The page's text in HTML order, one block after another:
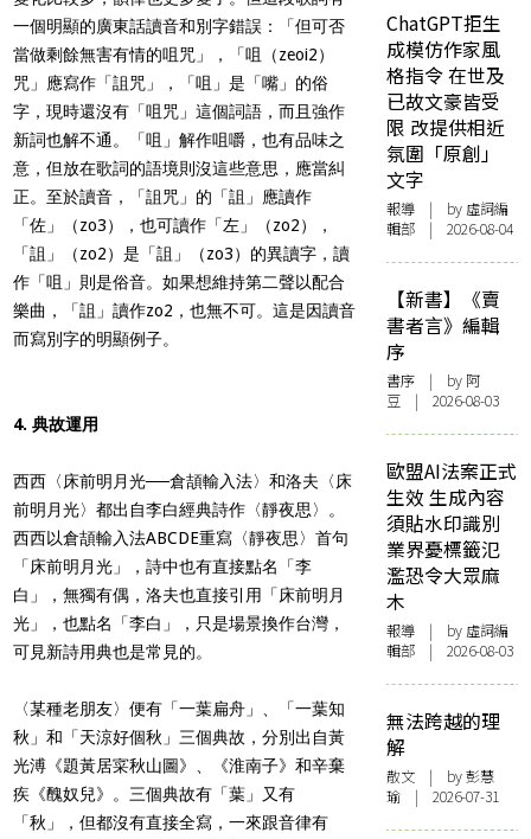
一個明顯的廣東話讀音和別字錯誤：「但可否
當做剩餘無害有情的咀咒」，「咀（zeoi2）
咒」應寫作「詛咒」，「咀」是「嘴」的俗
字，現時還沒有「咀咒」這個詞語，而且強作
新詞也解不通。「咀」解作咀嚼，也有品味之
意，但放在歌詞的語境則沒這些意思，應當糾
正。至於讀音，「詛咒」的「詛」應讀作
「佐」（zo3），也可讀作「左」（zo2），
「詛」（zo2）是「詛」（zo3）的異讀字，讀
作「咀」則是俗音。如果想維持第二聲以配合
樂曲，「詛」讀作zo2，也無不可。這是因讀音
而寫別字的明顯例子。
4. 典故運用
西西〈床前明月光──倉頡輸入法〉和洛夫〈床
前明月光〉都出自李白經典詩作〈靜夜思〉。
西西以倉頡輸入法ABCDE重寫〈靜夜思〉首句
「床前明月光」，詩中也有直接點名「李
白」，無獨有偶，洛夫也直接引用「床前明月
光」，也點名「李白」，只是場景換作台灣，
可見新詩用典也是常見的。
〈某種老朋友〉便有「一葉扁舟」、「一葉知
秋」和「天涼好個秋」三個典故，分別出自黃
光溥《題黃居寀秋山圖》、《淮南子》和辛棄
疾《醜奴兒》。三個典故有「葉」又有
「秋」，但都沒有直接全寫，一來跟音律有
ChatGPT拒生
成模仿作家風
格指令 在世及
已故文豪皆受
限 改提供相近
氛圍「原創」
文字
報導 | by 虛詞編
輯部 | 2026-08-04
【新書】《賣
書者言》編輯
序
書序 | by 阿
豆 | 2026-08-03
歐盟AI法案正式
生效 生成內容
須貼水印識別
業界憂標籤氾
濫恐令大眾麻
木
報導 | by 虛詞編
輯部 | 2026-08-03
無法跨越的理
解
散文 | by 彭慧
瑜 | 2026-07-31